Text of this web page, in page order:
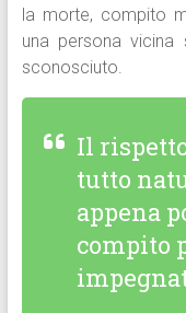
la morte, compito
una persona
sconosciuto.
Il
tutto
appena
compito